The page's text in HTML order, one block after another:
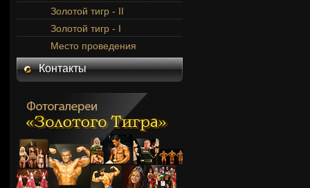
Золотой тигр - II
Золотой тигр - I
Место проведения
Контакты